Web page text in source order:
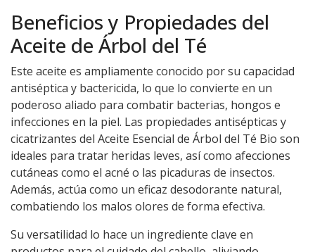
Beneficios y Propiedades del
Aceite de Árbol del Té
Este aceite es ampliamente conocido por su capacidad
antiséptica y bactericida, lo que lo convierte en un
poderoso aliado para combatir bacterias, hongos e
infecciones en la piel. Las propiedades antisépticas y
cicatrizantes del Aceite Esencial de Árbol del Té Bio son
ideales para tratar heridas leves, así como afecciones
cutáneas como el acné o las picaduras de insectos.
Además, actúa como un eficaz desodorante natural,
combatiendo los malos olores de forma efectiva.
Su versatilidad lo hace un ingrediente clave en